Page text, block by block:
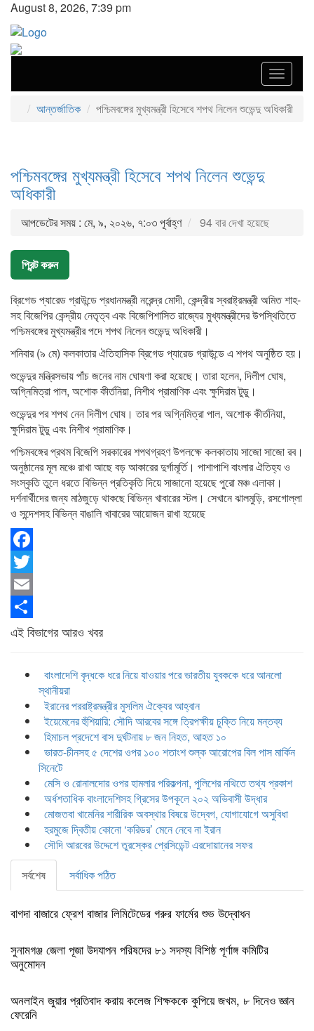
August 8, 2026, 7:39 pm
Toggle
আন্তর্জাতিক
পশ্চিমবঙ্গের মুখ্যমন্ত্রী হিসেবে শপথ নিলেন শুভেন্দু অধিকারী
পশ্চিমবঙ্গের মুখ্যমন্ত্রী হিসেবে শপথ নিলেন শুভেন্দু
অধিকারী
আপডেটের সময় : মে, ৯, ২০২৬, ৭:০৩ পূর্বাহ্ণ 94 বার দেখা হয়েছে
প্রিন্ট করুন
ব্রিগেড প্যারেড গ্রাউন্ডে প্রধানমন্ত্রী নরেন্দ্র মোদী, কেন্দ্রীয় স্বরাষ্ট্রমন্ত্রী অমিত শাহ-
সহ বিজেপির কেন্দ্রীয় নেতৃত্ব এবং বিজেপিশাসিত রাজ্যের মুখ্যমন্ত্রীদের উপস্থিতিতে
পশ্চিমবঙ্গের মুখ্যমন্ত্রীর পদে শপথ নিলেন শুভেন্দু অধিকারী।
শনিবার (৯ মে) কলকাতার ঐতিহাসিক ব্রিগেড প্যারেড গ্রাউন্ডে এ শপথ অনুষ্ঠিত হয়।
শুভেন্দুর মন্ত্রিসভায় পাঁচ জনের নাম ঘোষণা করা হয়েছে। তারা হলেন, দিলীপ ঘোষ,
অগ্নিমিত্রা পাল, অশোক কীর্তনিয়া, নিশীথ প্রামাণিক এবং ক্ষুদিরাম টুডু।
শুভেন্দুর পর শপথ নেন দিলীপ ঘোষ। তার পর অগ্নিমিত্রা পাল, অশোক কীর্তনিয়া,
ক্ষুদিরাম টুডু এবং নিশীথ প্রামাণিক।
পশ্চিমবঙ্গের প্রথম বিজেপি সরকারের শপথগ্রহণ উপলক্ষে কলকাতায় সাজো সাজো রব।
অনুষ্ঠানের মূল মঞ্চে রাখা আছে বড় আকারের দুর্গামূর্তি। পাশাপাশি বাংলার ঐতিহ্য ও
সংস্কৃতি তুলে ধরতে বিভিন্ন প্রতিকৃতি দিয়ে সাজানো হয়েছে পুরো মঞ্চ এলাকা।
দর্শনার্থীদের জন্য মাঠজুড়ে থাকছে বিভিন্ন খাবারের স্টল। সেখানে ঝালমুড়ি, রসগোল্লা
ও সন্দেশসহ বিভিন্ন বাঙালি খাবারের আয়োজন রাখা হয়েছে
Facebook
Twitter
Email
Share
এই বিভাগের আরও খবর
বাংলাদেশি বৃদ্ধকে ধরে নিয়ে যাওয়ার পরে ভারতীয় যুবককে ধরে আনলো
স্থানীয়রা
ইরানের পররাষ্ট্রমন্ত্রীর মুসলিম ঐক্যের আহ্বান
ইয়েমেনের হুঁশিয়ারি: সৌদি আরবের সঙ্গে ত্রিপক্ষীয় চুক্তি নিয়ে মন্তব্য
হিমাচল প্রদেশে বাস দুর্ঘটনায় ৮ জন নিহত, আহত ১০
ভারত-চীনসহ ৫ দেশের ওপর ১০০ শতাংশ শুল্ক আরোপের বিল পাস মার্কিন
সিনেটে
মেসি ও রোনালদোর ওপর হামলার পরিকল্পনা, পুলিশের নথিতে তথ্য প্রকাশ
অর্ধশতাধিক বাংলাদেশিসহ গ্রিসের উপকূলে ২০২ অভিবাসী উদ্ধার
মোজতবা খামেনির শারীরিক অবস্থার বিষয়ে উদ্বেগ, যোগাযোগে অসুবিধা
হরমুজে দ্বিতীয় কোনো ‘করিডর’ মেনে নেবে না ইরান
সৌদি আরবের উদ্দেশে তুরস্কের প্রেসিডেন্ট এরদোয়ানের সফর
সর্বশেষ
সর্বাধিক পঠিত
বাগদা বাজারে ফ্রেশ বাজার লিমিটেডের গরুর ফার্মের শুভ উদ্বোধন
সুনামগঞ্জ জেলা পূজা উদযাপন পরিষদের ৮১ সদস্য বিশিষ্ঠ পূর্ণাঙ্গ কমিটির
অনুমোদন
অনলাইন জুয়ার প্রতিবাদ করায় কলেজ শিক্ষককে কুপিয়ে জখম, ৮ দিনেও জ্ঞান
ফেরেনি